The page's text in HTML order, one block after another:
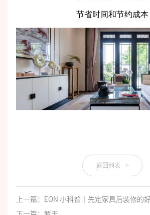
节省时间和节约成本
返回列表 >
上一篇：EON 小科普丨先定家具后装修的